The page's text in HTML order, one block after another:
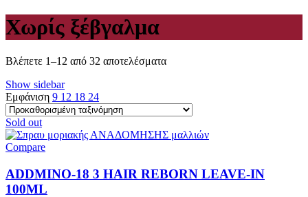
Χωρίς ξέβγαλμα
Βλέπετε 1–12 από 32 αποτελέσματα
Show sidebar
Εμφάνιση 9 12 18 24
Sold out
Compare
ADDMINO-18 3 HAIR REBORN LEAVE-IN
100ML